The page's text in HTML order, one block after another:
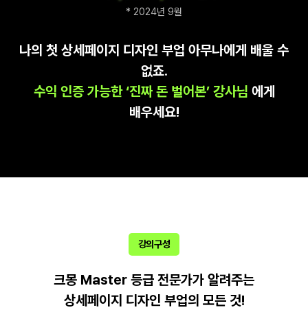
* 2024년 9월
나의 첫 상세페이지 디자인 부업 아무나에게 배울 수
없죠.
수익 인증 가능한 ‘진짜 돈 벌어본’ 강사님 에게
배우세요!
강의구성
크몽 Master 등급 전문가가 알려주는
상세페이지 디자인 부업의 모든 것!